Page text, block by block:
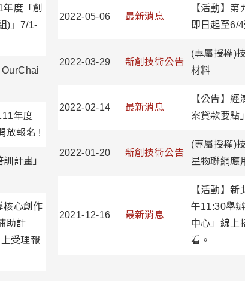
度「創
)」7/1-
年度
放報名 !
計畫」
核心創作
助計
受理報
2022-05-06 最新消息
【活動】
即日起至6/
2022-03-29 新創技術公告
(專屬授權)
材料
2022-02-14 最新消息
【公告】
案貸款要點
2022-01-20 新創技術公告
(專屬授權)
星物聯網應
2021-12-16 最新消息
【活動】
午11:30舉
中心」線上
看。